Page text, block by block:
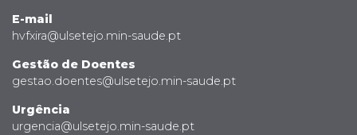
E-mail
hvfxira@ulsetejo.min-saude.pt
Gestão de Doentes
gestao.doentes@ulsetejo.min-saude.pt
Urgência
urgencia@ulsetejo.min-saude.pt